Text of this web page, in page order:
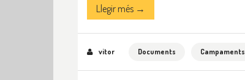
Llegir més →
vitor Documents Campaments